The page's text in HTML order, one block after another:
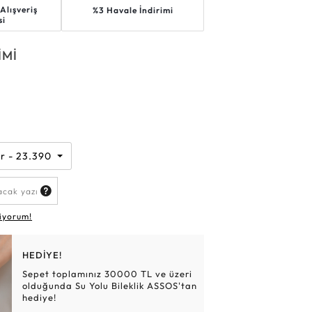
Elmas Bilezikler
Altın Tesbihler
Altın Hasır Setler
Alışveriş
%3 Havale İndirimi
- 23.390 TL
HEDİYE!
Sepet toplamınız 30000 TL ve üzeri
olduğunda Su Yolu Bileklik ASSOS'tan
hediye!